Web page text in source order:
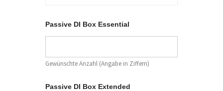
Passive DI Box Essential
Gewünschte Anzahl (Angabe in Ziffern)
Passive DI Box Extended